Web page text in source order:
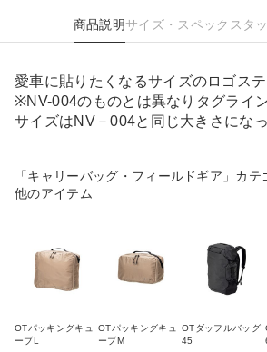
商品説明サイズ・スペック スタ
愛車に貼りたくなるサイズのロゴステ
※NV-004のものとは異なりタグライ
サイズはNV－004と同じ大きさになっ
「キャリーバッグ・フィールドギア」カテ
他のアイテム
OTパッキングキュ
ーブL
OTパッキングキュ
ーブM
OTダッフルバッグ
45